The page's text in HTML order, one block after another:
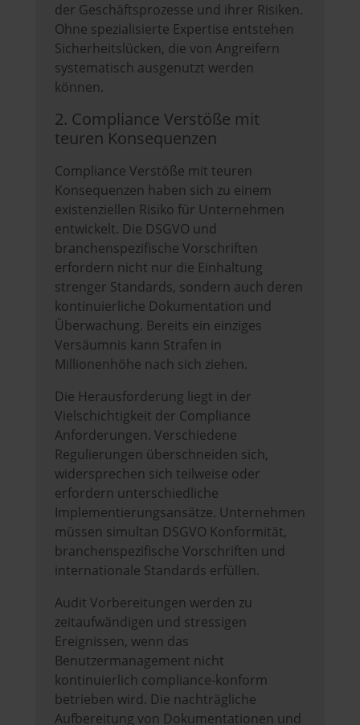
der Geschäftsprozesse und ihrer Risiken.
Ohne spezialisierte Expertise entstehen
Sicherheitslücken, die von Angreifern
systematisch ausgenutzt werden
können.
2. Compliance Verstöße mit
teuren Konsequenzen
Compliance Verstöße mit teuren
Konsequenzen haben sich zu einem
existenziellen Risiko für Unternehmen
entwickelt. Die DSGVO und
branchenspezifische Vorschriften
erfordern nicht nur die Einhaltung
strenger Standards, sondern auch deren
kontinuierliche Dokumentation und
Überwachung. Bereits ein einziges
Versäumnis kann Strafen in
Millionenhöhe nach sich ziehen.
Die Herausforderung liegt in der
Vielschichtigkeit der Compliance
Anforderungen. Verschiedene
Regulierungen überschneiden sich,
widersprechen sich teilweise oder
erfordern unterschiedliche
Implementierungsansätze. Unternehmen
müssen simultan DSGVO Konformität,
branchenspezifische Vorschriften und
internationale Standards erfüllen.
Audit Vorbereitungen werden zu
zeitaufwändigen und stressigen
Ereignissen, wenn das
Benutzermanagement nicht
kontinuierlich compliance-konform
betrieben wird. Die nachträgliche
Aufbereitung von Dokumentationen und